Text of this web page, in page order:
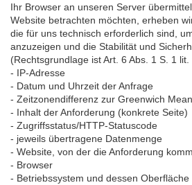
Ihr Browser an unseren Server
Website betrachten möchten, erheben
die für uns technisch erforderlich sind,
anzuzeigen und die Stabilität und
(Rechtsgrundlage ist Art. 6 Abs. 1 S. 1 lit.
- IP-Adresse
- Datum und Uhrzeit der Anfrage
- Zeitzonendifferenz zur Greenwich
- Inhalt der Anforderung (konkrete Seite)
- Zugriffsstatus/HTTP-Statuscode
- jeweils übertragene Datenmenge
- Website, von der die Anforderung
- Browser
- Betriebssystem und dessen Oberfläche